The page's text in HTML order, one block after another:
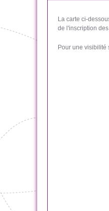
La carte ci-
de l'inscription
Pour une